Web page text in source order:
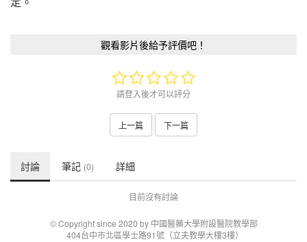
定。
觀看影片後給予評價吧！
請登入後才可以評分
上一篇 下一篇
討論 筆記 (0) 詳細
目前沒有討論
© Copyright since 2020 by 中國醫藥大學附設醫院教學部
404台中市北區學士路91號（立夫教學大樓3樓）